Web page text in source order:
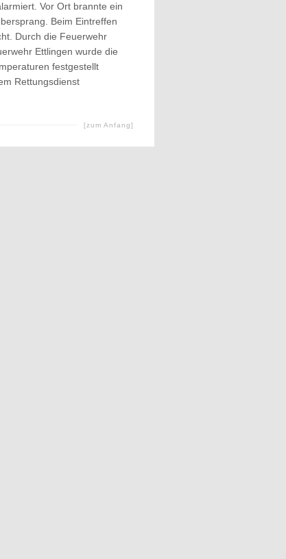
Vor Ort brannte ein
Beim Eintreffen
Durch die Feuerwehr
Ettlingen wurde die
festgestellt
Rettungsdienst
[zum Anfang]